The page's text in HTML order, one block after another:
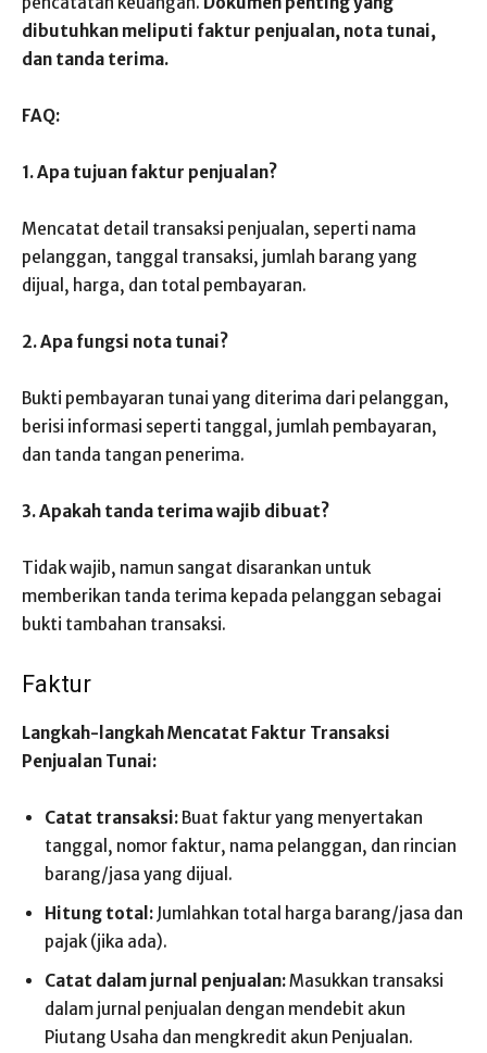
dibutuhkan meliputi faktur penjualan, nota tunai,
dan tanda terima.
FAQ:
1. Apa tujuan faktur penjualan?
Mencatat detail transaksi penjualan, seperti nama
pelanggan, tanggal transaksi, jumlah barang yang
dijual, harga, dan total pembayaran.
2. Apa fungsi nota tunai?
Bukti pembayaran tunai yang diterima dari pelanggan,
berisi informasi seperti tanggal, jumlah pembayaran,
dan tanda tangan penerima.
3. Apakah tanda terima wajib dibuat?
Tidak wajib, namun sangat disarankan untuk
memberikan tanda terima kepada pelanggan sebagai
bukti tambahan transaksi.
Faktur
Langkah-langkah Mencatat Faktur Transaksi
Penjualan Tunai:
Catat transaksi: Buat faktur yang menyertakan
tanggal, nomor faktur, nama pelanggan, dan rincian
barang/jasa yang dijual.
Hitung total: Jumlahkan total harga barang/jasa dan
pajak (jika ada).
Catat dalam jurnal penjualan:Masukkan transaksi
dalam jurnal penjualan dengan mendebit akun
Piutang Usaha dan mengkredit akun Penjualan.